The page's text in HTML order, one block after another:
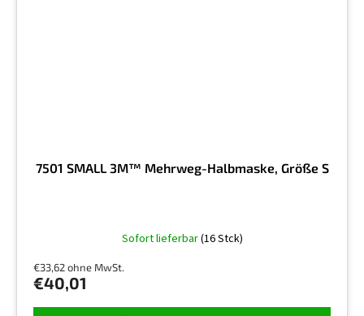
7501 SMALL 3M™ Mehrweg-Halbmaske, Größe S
Sofort lieferbar(16 Stck)
€33,62 ohne MwSt.
€40,01